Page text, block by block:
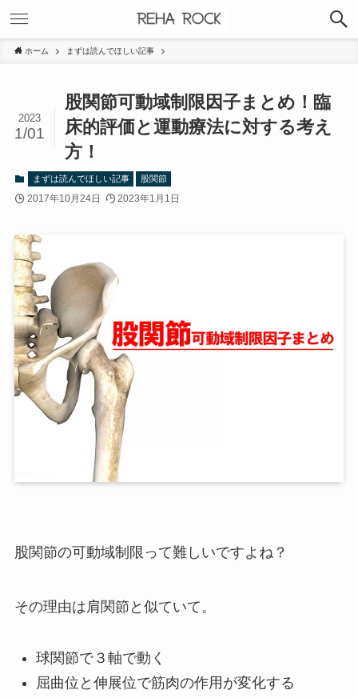
ホーム まずは読んでほしい記事
股関節可動域制限因子まとめ！臨
床的評価と運動療法に対する考え
方！
2023
1/01
まずは読んでほしい記事 股関節
2017年10月24日 2023年1月1日
股関節の可動域制限って難しいですよね？
その理由は肩関節と似ていて。
球関節で３軸で動く
屈曲位と伸展位で筋肉の作用が変化する